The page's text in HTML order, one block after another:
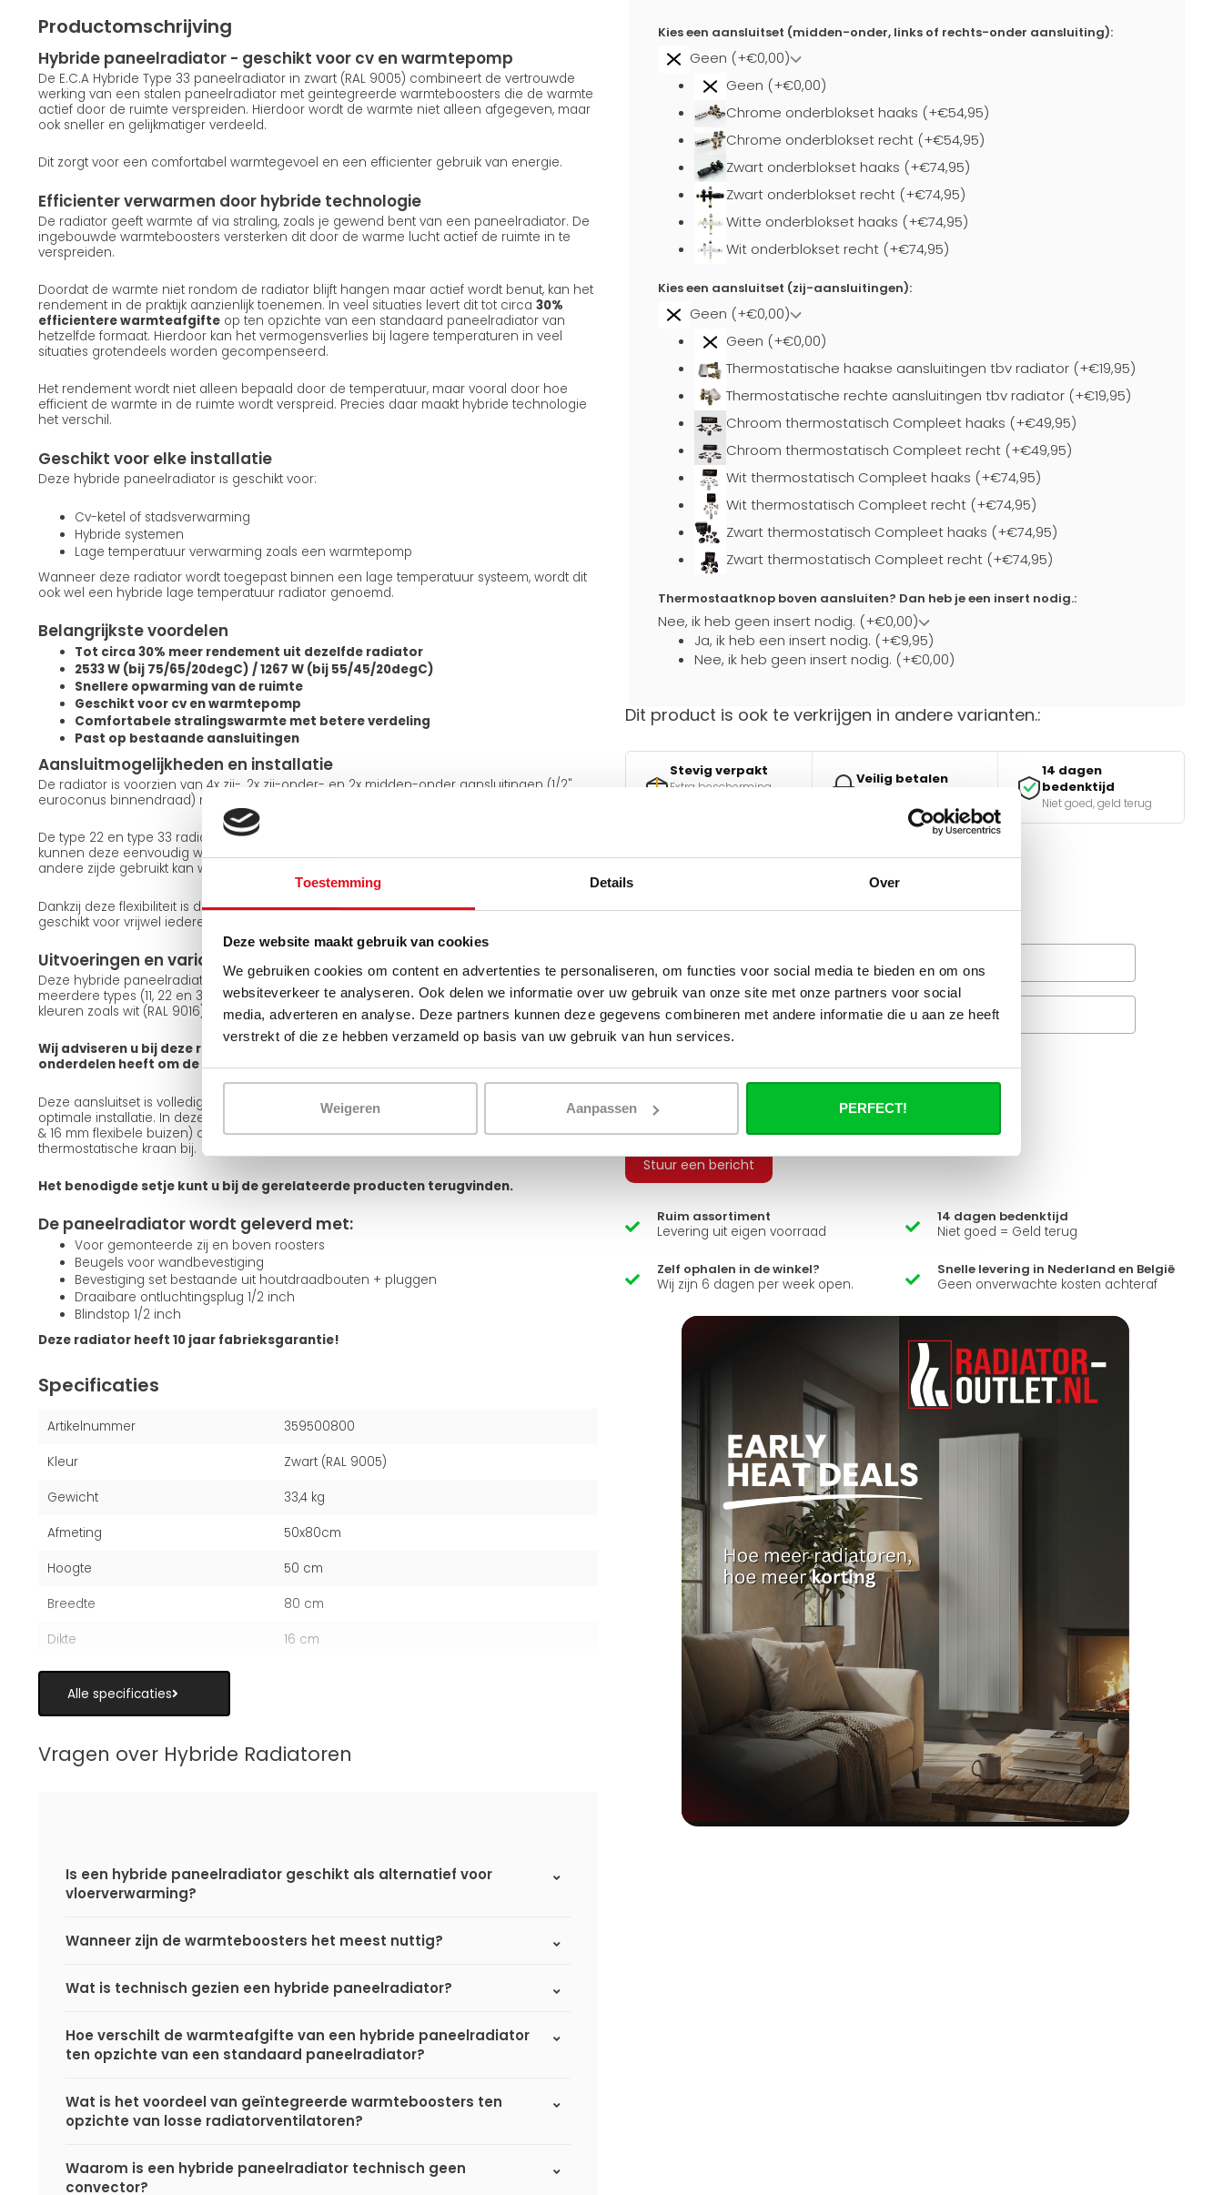
Toestemming Details Over
Deze website maakt gebruik van cookies
We gebruiken cookies om content en advertenties te personaliseren, om functies voor social media te bieden en om ons
websiteverkeer te analyseren. Ook delen we informatie over uw gebruik van onze site met onze partners voor social
media, adverteren en analyse. Deze partners kunnen deze gegevens combineren met andere informatie die u aan ze heeft
verstrekt of die ze hebben verzameld op basis van uw gebruik van hun services.
Weigeren Aanpassen PERFECT!
Productomschrijving
Hybride paneelradiator - geschikt voor cv en warmtepomp
De E.C.A Hybride Type 33 paneelradiator in zwart (RAL 9005) combineert de vertrouwde
werking van een stalen paneelradiator met geintegreerde warmteboosters die de warmte
actief door de ruimte verspreiden. Hierdoor wordt de warmte niet alleen afgegeven, maar
ook sneller en gelijkmatiger verdeeld.
Dit zorgt voor een comfortabel warmtegevoel en een efficienter gebruik van energie.
Efficienter verwarmen door hybride technologie
De radiator geeft warmte af via straling, zoals je gewend bent van een paneelradiator. De
ingebouwde warmteboosters versterken dit door de warme lucht actief de ruimte in te
verspreiden.
Doordat de warmte niet rondom de radiator blijft hangen maar actief wordt benut, kan het
rendement in de praktijk aanzienlijk toenemen. In veel situaties levert dit tot circa 30%
efficientere warmteafgifte op ten opzichte van een standaard paneelradiator van
hetzelfde formaat. Hierdoor kan het vermogensverlies bij lagere temperaturen in veel
situaties grotendeels worden gecompenseerd.
Het rendement wordt niet alleen bepaald door de temperatuur, maar vooral door hoe
efficient de warmte in de ruimte wordt verspreid. Precies daar maakt hybride technologie
het verschil.
Geschikt voor elke installatie
Deze hybride paneelradiator is geschikt voor:
Cv-ketel of stadsverwarming
Hybride systemen
Lage temperatuur verwarming zoals een warmtepomp
Wanneer deze radiator wordt toegepast binnen een lage temperatuur systeem, wordt dit
ook wel een hybride lage temperatuur radiator genoemd.
Belangrijkste voordelen
Tot circa 30% meer rendement uit dezelfde radiator
2533 W (bij 75/65/20degC) / 1267 W (bij 55/45/20degC)
Snellere opwarming van de ruimte
Geschikt voor cv en warmtepomp
Comfortabele stralingswarmte met betere verdeling
Past op bestaande aansluitingen
Aansluitmogelijkheden en installatie
De radiator is voorzien van 4x zij-, 2x zij-onder- en 2x midden-onder aansluitingen (1/2"
euroconus binnendraad) met een standaard hartafstand aan de onderkant van 50 mm.
De type 22 en type 33 radiatoren zijn omkeerbaar. Met de meegeleverde J-consoles
kunnen deze eenvoudig worden gedraaid, waardoor dezelfde aansluiting ook aan de
andere zijde gebruikt kan worden. De type 11 uitvoering is niet omkeerbaar.
Dankzij deze flexibiliteit is de radiator eenvoudig aan te sluiten op bestaande leidingen en
geschikt voor vrijwel iedere installatiesituatie.
Uitvoeringen en varianten
Deze hybride paneelradiator is leverbaar in verschillende uitvoeringen. Je hebt keuze uit
meerdere types (11, 22 en 33), diverse frontafwerkingen zoals geribbeld, vlak of gegroefd, en
kleuren zoals wit (RAL 9016) en zwart (RAL 9005).
Wij adviseren u bij deze radiator een aansluitset mee te bestellen, zodat u alle
onderdelen heeft om de radiator op te hangen en aan te sluiten.
Deze aansluitset is volledig passend bij deze radiator en garandeert u zo een snelle en
optimale installatie. In deze set zitten alle onderdelen inclusief adapters (15 mm cv buizen
& 16 mm flexibele buizen) om de radiator aan te sluiten. Tevens zit er ook een luxe
thermostatische kraan bij.
Het benodigde setje kunt u bij de gerelateerde producten terugvinden.
De paneelradiator wordt geleverd met:
Voor gemonteerde zij en boven roosters
Beugels voor wandbevestiging
Bevestiging set bestaande uit houtdraadbouten + pluggen
Draaibare ontluchtingsplug 1/2 inch
Blindstop 1/2 inch
Deze radiator heeft 10 jaar fabrieksgarantie!
Specificaties
Artikelnummer 359500800
Kleur Zwart (RAL 9005)
Gewicht 33,4 kg
Afmeting 50x80cm
Hoogte 50 cm
Breedte 80 cm
Dikte 16 cm
Alle specificaties
Vragen over Hybride Radiatoren
Is een hybride paneelradiator geschikt als alternatief voor
vloerverwarming?
Wanneer zijn de warmteboosters het meest nuttig?
Wat is technisch gezien een hybride paneelradiator?
Hoe verschilt de warmteafgifte van een hybride paneelradiator
ten opzichte van een standaard paneelradiator?
Wat is het voordeel van geïntegreerde warmteboosters ten
opzichte van losse radiatorventilatoren?
Waarom is een hybride paneelradiator technisch geen
convector?
Kies een aansluitset (midden-onder, links of rechts-onder aansluiting):
Geen (+€0,00)
Geen (+€0,00)
Chrome onderblokset haaks (+€54,95)
Chrome onderblokset recht (+€54,95)
Zwart onderblokset haaks (+€74,95)
Zwart onderblokset recht (+€74,95)
Witte onderblokset haaks (+€74,95)
Wit onderblokset recht (+€74,95)
Kies een aansluitset (zij-aansluitingen):
Geen (+€0,00)
Geen (+€0,00)
Thermostatische haakse aansluitingen tbv radiator (+€19,95)
Thermostatische rechte aansluitingen tbv radiator (+€19,95)
Chroom thermostatisch Compleet haaks (+€49,95)
Chroom thermostatisch Compleet recht (+€49,95)
Wit thermostatisch Compleet haaks (+€74,95)
Wit thermostatisch Compleet recht (+€74,95)
Zwart thermostatisch Compleet haaks (+€74,95)
Zwart thermostatisch Compleet recht (+€74,95)
Thermostaatknop boven aansluiten? Dan heb je een insert nodig.:
Nee, ik heb geen insert nodig. (+€0,00)
Ja, ik heb een insert nodig. (+€9,95)
Nee, ik heb geen insert nodig. (+€0,00)
Dit product is ook te verkrijgen in andere varianten.:
Stevig verpakt
Extra bescherming
Veilig betalen
14 dagen
bedenktijd
Niet goed, geld terug
Hulp nodig bij het maken van de juiste keuze?
Gebruik een van onze handige tools.
vrachtservice in uw regio?
A
Q Veelgestelde vragen
Heb je een vraag over dit product ?
Simon helpt je graag en kan al je vragen beantwoorden.
Stuur een bericht
Ruim assortiment
Levering uit eigen voorraad
14 dagen bedenktijd
Niet goed = Geld terug
Zelf ophalen in de winkel?
Wij zijn 6 dagen per week open.
Snelle levering in Nederland en België
Geen onverwachte kosten achteraf